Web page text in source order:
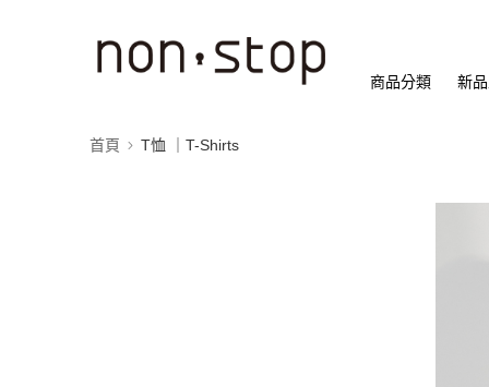
商品分類 新
首頁 T恤 ｜T-Shirts